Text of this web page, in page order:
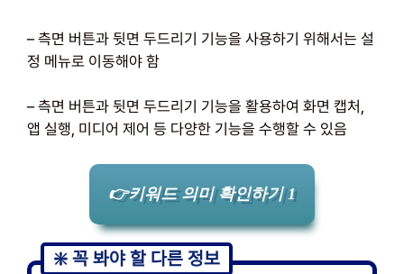
– 측면 버튼과 뒷면 두드리기 기능을 사용하기 위해서는 설
정 메뉴로 이동해야 함
– 측면 버튼과 뒷면 두드리기 기능을 활용하여 화면 캡처,
앱 실행, 미디어 제어 등 다양한 기능을 수행할 수 있음
👉키워드 의미 확인하기 1